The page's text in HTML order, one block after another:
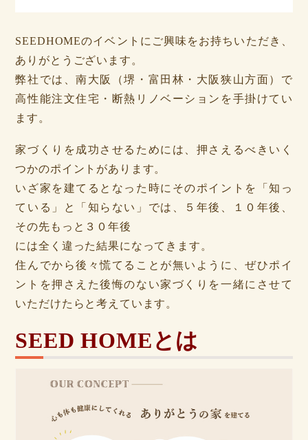
SEEDHOMEのイベントにご興味をお持ちいただき、
ありがとうございます。
弊社では、南大阪（堺・富田林・大阪狭山方面）で
高性能注文住宅・断熱リノベーションを手掛けてい
ます。
家づくりを成功させるためには、押さえるべきいく
つかのポイントがあります。
いざ家を建てるとなった時にそのポイントを「知っ
ている」と「知らない」では、５年後、１０年後、
その先もっと３０年後
には全く違った結果になってきます。
住んでから後々慌てることが無いように、ぜひポイ
ントを押さえた後悔のない家づくりを一緒にさせて
いただけたらと考えています。
SEED HOMEとは